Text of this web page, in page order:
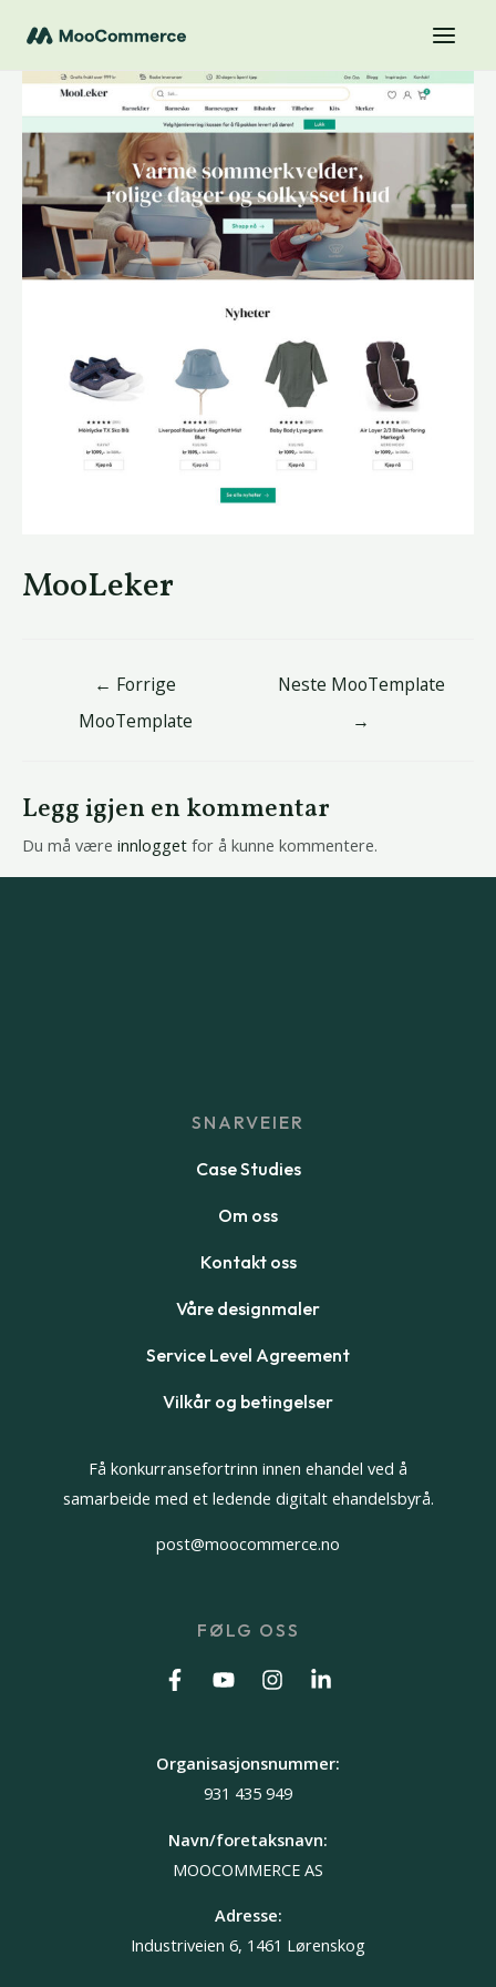
MooLeker
← Forrige
MooTemplate
Neste MooTemplate
→
Legg igjen en kommentar
Du må være innlogget for å kunne kommentere.
SNARVEIER
Case Studies
Om oss
Kontakt oss
Våre designmaler
Service Level Agreement
Vilkår og betingelser
Få konkurransefortrinn innen ehandel ved å
samarbeide med et ledende digitalt ehandelsbyrå.
post@moocommerce.no
FØLG OSS
Organisasjonsnummer:
931 435 949
Navn/foretaksnavn:
MOOCOMMERCE AS
Adresse:
Industriveien 6, 1461 Lørenskog